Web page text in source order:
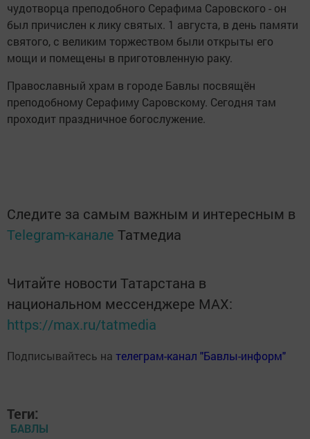
чудотворца преподобного Серафима Саровского - он
был причислен к лику святых. 1 августа, в день памяти
святого, с великим торжеством были открыты его
мощи и помещены в приготовленную раку.
Православный храм в городе Бавлы посвящён
преподобному Серафиму Саровскому. Сегодня там
проходит праздничное богослужение.
Следите за самым важным и интересным в
Telegram-канале Татмедиа
Читайте новости Татарстана в
национальном мессенджере MАХ:
https://max.ru/tatmedia
Подписывайтесь на телеграм-канал "Бавлы-информ"
Теги:
БАВЛЫ